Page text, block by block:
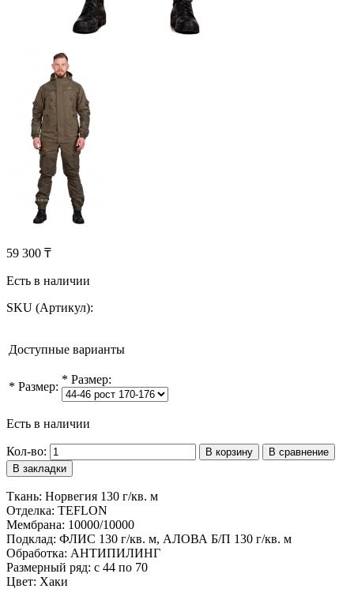
59 300 ₸
Есть в наличии
SKU (Артикул):
Доступные варианты
* Размер:
* Размер:
Есть в наличии
Кол-во: В корзину
В сравнение
В закладки
Ткань: Норвегия 130 г/кв. м
Отделка: TEFLON
Мембрана: 10000/10000
Подклад: ФЛИС 130 г/кв. м, АЛОВА Б/П 130 г/кв. м
Обработка: АНТИПИЛИНГ
Размерный ряд: с 44 по 70
Цвет: Хаки